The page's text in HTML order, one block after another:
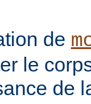
de
le
de